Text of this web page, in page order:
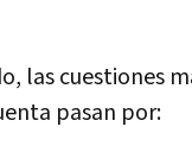
las cuestiones
pasan por: